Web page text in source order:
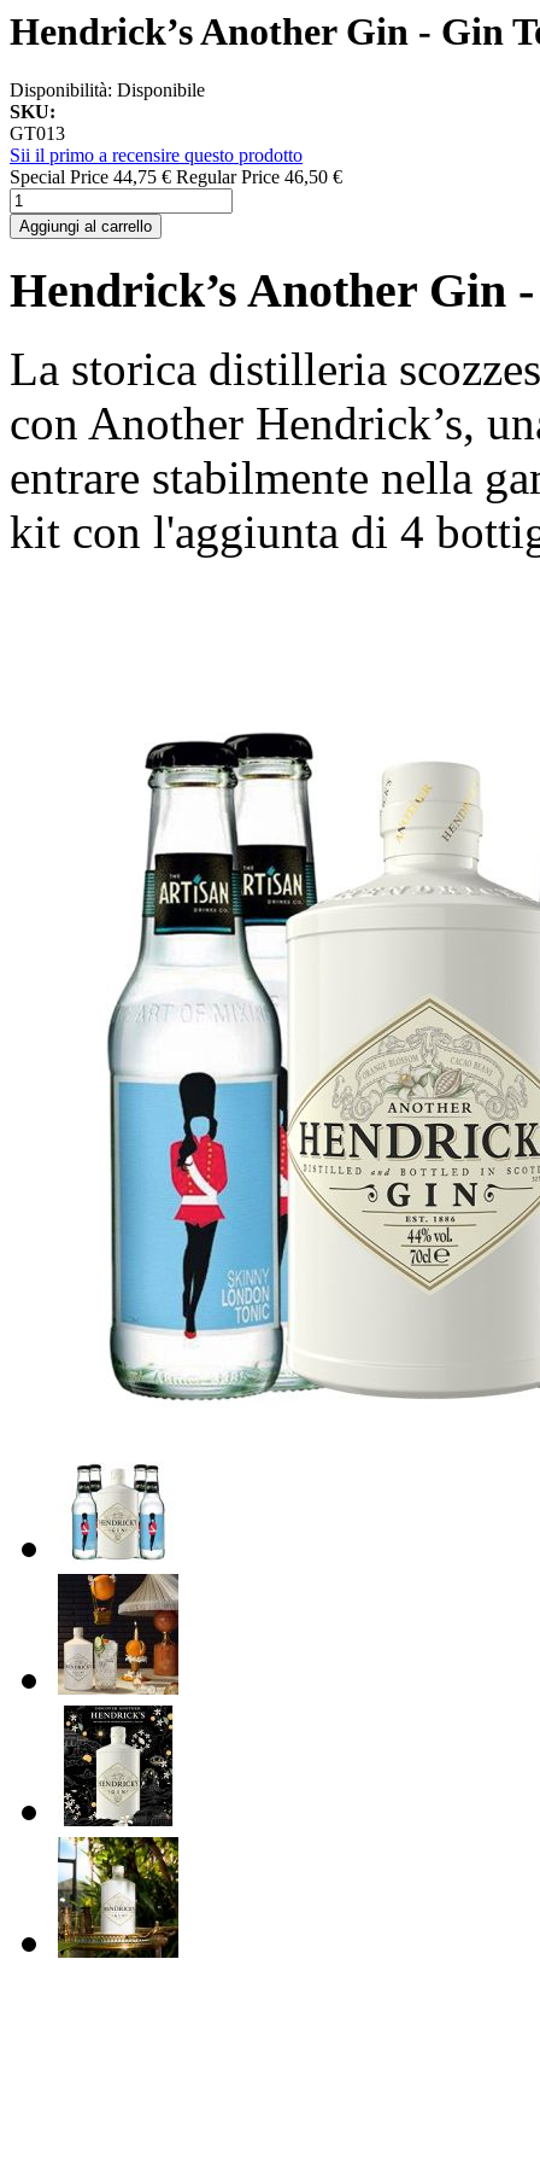
Hendrick’s Another Gin - Gin
Disponibilità: Disponibile
SKU:
GT013
Sii il primo a recensire questo prodotto
Special Price 44,75 € Regular Price 46,50 €
Aggiungi al carrello
Hendrick’s Another Gin
La storica distilleria
con Another Hendrick’s,
entrare stabilmente nella
kit con l'aggiunta di 4